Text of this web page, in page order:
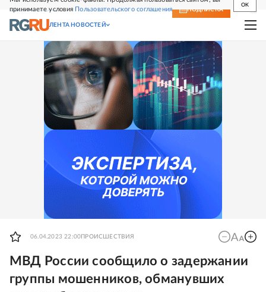
принимаете условия Пользовательского соглашения
OK
СВЕЖИЙ НОМЕР ПОДПИСКА
ЛЕНТА НОВОСТЕЙ
06.04.2023 22:00 ПРОИСШЕСТВИЯ
МВД России сообщило о задержании
группы мошенников, обманувших